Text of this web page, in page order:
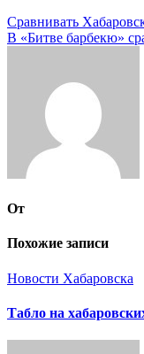
Навигация
по
Сравнивать
В «Битве барбекю»
От
Похожие записи
Новости Хабаровска
Табло на